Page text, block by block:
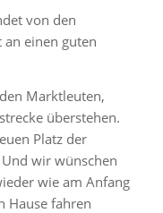
von den
an einen guten
Marktleuten,
überstehen.
Platz der
wir wünschen
wie am Anfang
Hause fahren